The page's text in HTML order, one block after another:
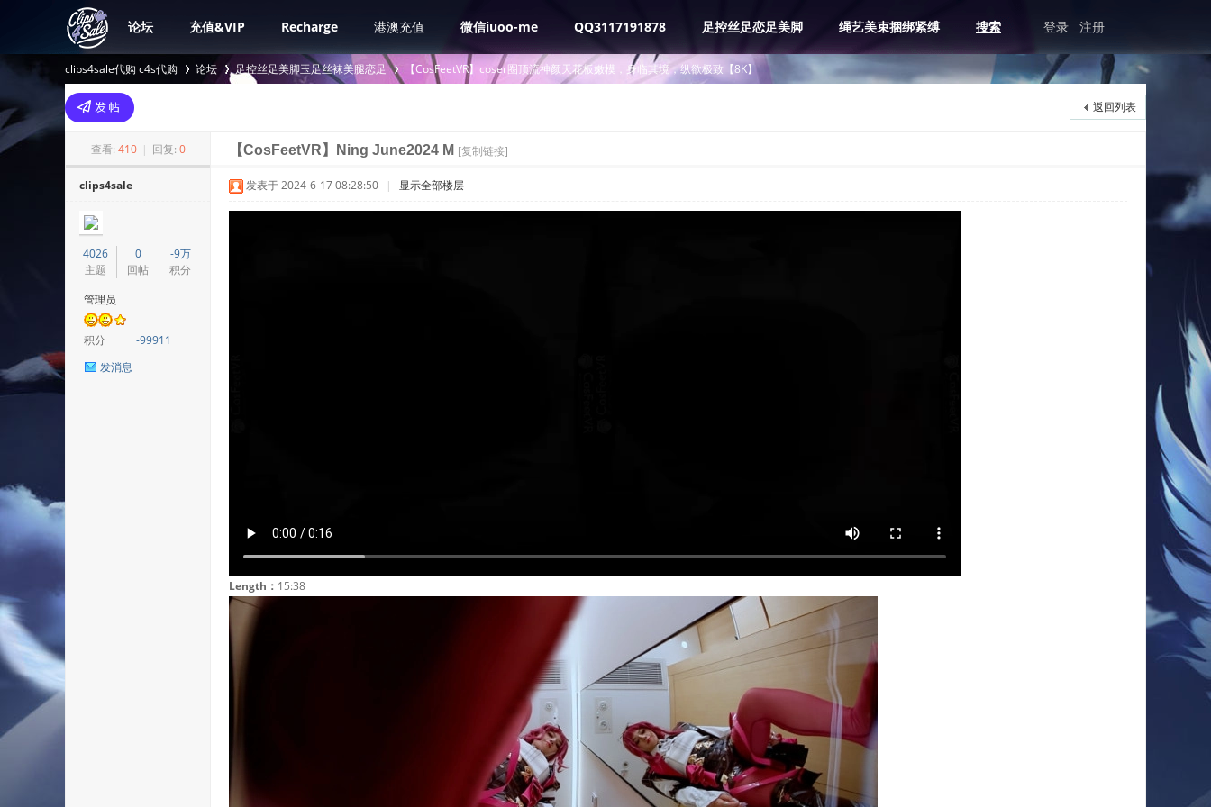
论坛 充值&VIP Recharge 港澳充值 微信iuoo-me QQ3117191878 足控丝足恋足美脚 绳艺美束捆绑紧缚 搜索 登录 注册
clips4sale代购 c4s代购
>
论坛 足控丝足美脚玉足丝袜美腿恋足
›
【CosFeetVR】coser圈顶流神颜天花板嫩模，身临其境，纵欲极致【8K】
返回列表
查看: 410 | 回复: 0 【CosFeetVR】Ning June2024 M [复制链接]
clips4sale
4026
主题
0
回帖
-9万
积分
管理员
积分
-99911
发消息
发表于 2024-6-17 08:28:50 | 显示全部楼层
Length： 15:38